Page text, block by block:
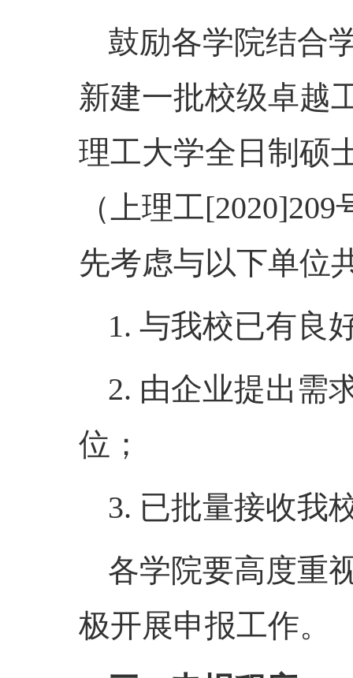
鼓励各学院结合
新建一批校级卓越
理工大学全日制硕
（上理工[2020]209
先考虑与以下单位
1. 与我校已有良
2. 由企业提出需
位；
3. 已批量接收我
各学院要高度重
极开展申报工作。